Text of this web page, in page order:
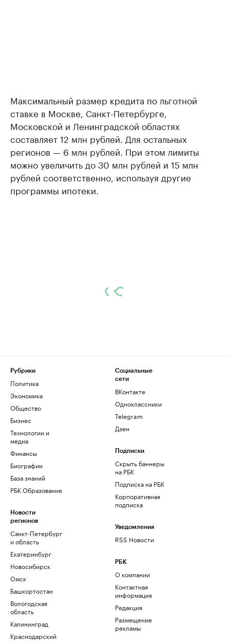
Максимальный размер кредита по льготной
ставке в Москве, Санкт-Петербурге,
Московской и Ленинградской областях
составляет 12 млн рублей. Для остальных
регионов — 6 млн рублей. При этом лимиты
можно увеличить до 30 млн рублей и 15 млн
рублей соответственно, используя другие
программы ипотеки.
Рубрики
Политика
Экономика
Общество
Бизнес
Технологии и
медиа
Финансы
Биографии
База знаний
РБК Образование
Новости
регионов
Санкт-Петербург
и область
Екатеринбург
Новосибирск
Омск
Башкортостан
Вологодская
область
Калининград
Краснодарский
Социальные
сети
ВКонтакте
Одноклассники
Telegram
Дзен
Подписки
Скрыть баннеры
на РБК
Подписка на РБК
Корпоративная
подписка
Уведомления
RSS Новости
РБК
О компании
Контактная
информация
Редакция
Размещение
рекламы